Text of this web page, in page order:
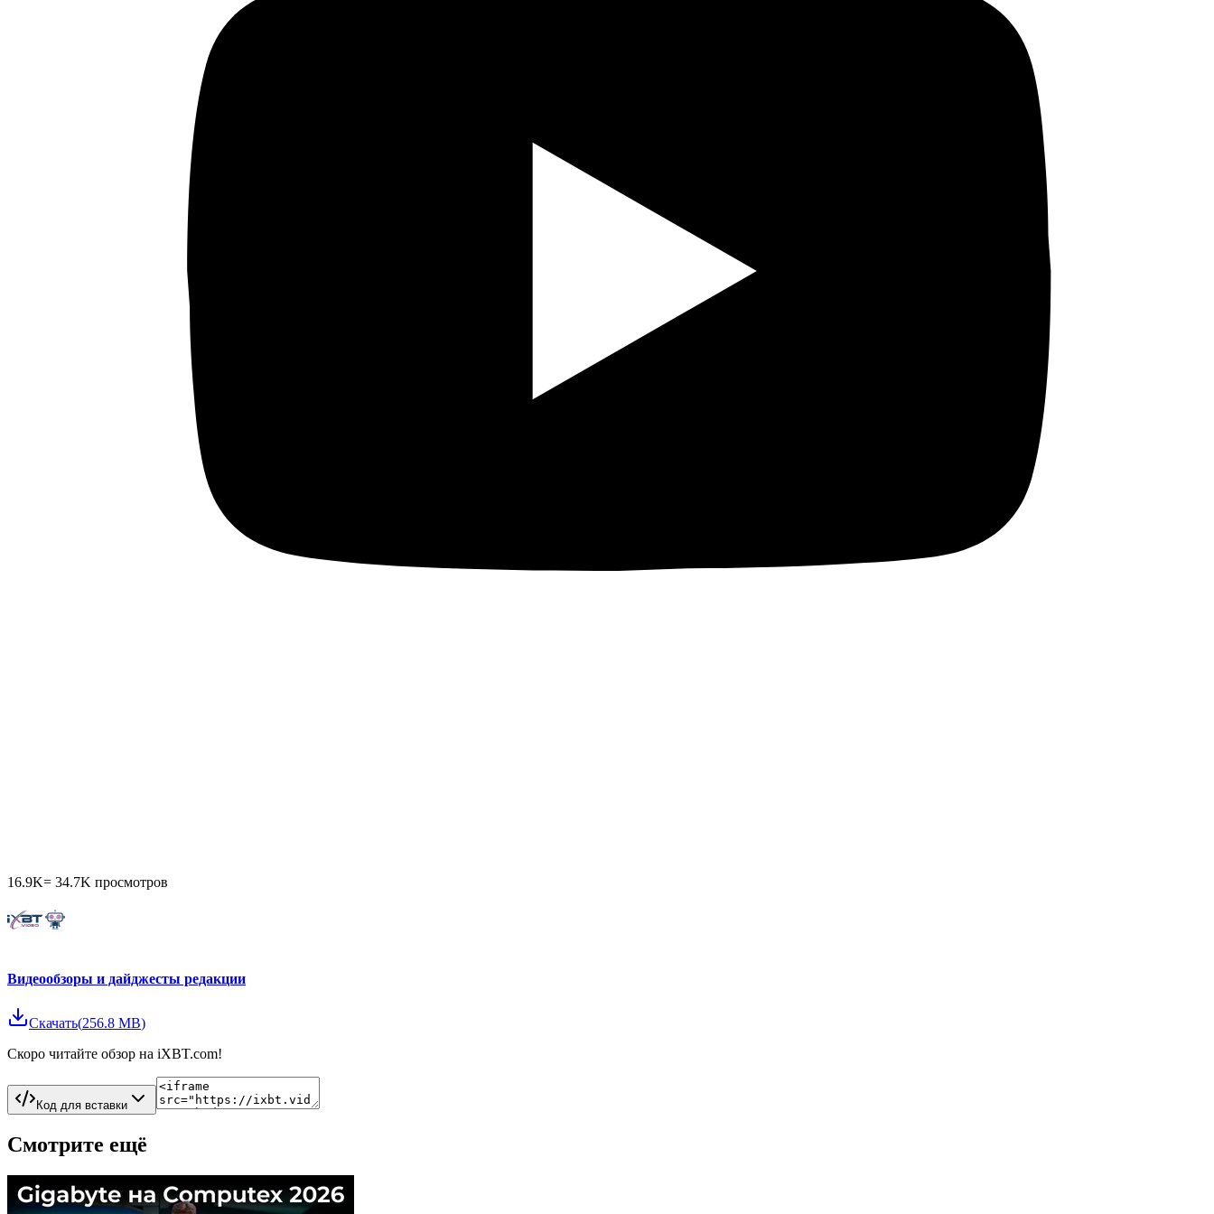
16.9K= 34.7K просмотров
Видеообзоры и дайджесты редакции
Скачать(256.8 MB)
Скоро читайте обзор на iXBT.com!
Код для вставки
Смотрите ещё